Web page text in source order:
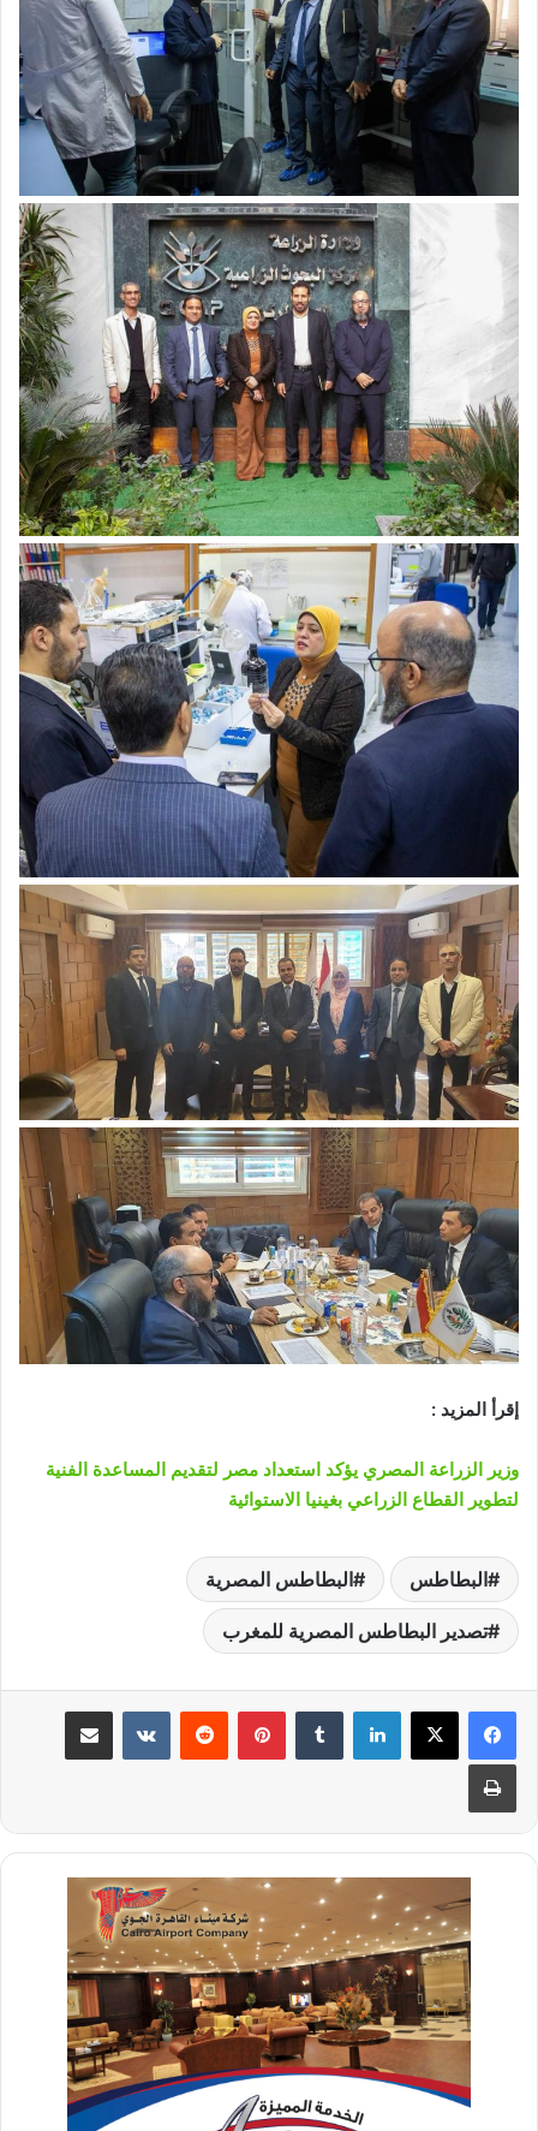
إقرأ المزيد :
وزير الزراعة المصري يؤكد استعداد مصر لتقديم المساعدة الفنية
لتطوير القطاع الزراعي بغينيا الاستوائية
البطاطس البطاطس المصرية
تصدير البطاطس المصرية للمغرب
لينكدإن بينتيريست